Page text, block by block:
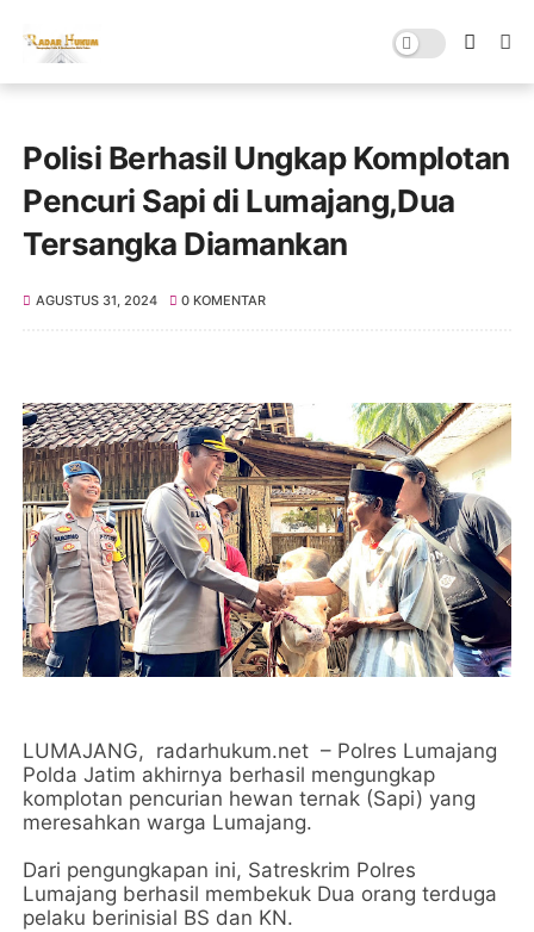
Polisi Berhasil Ungkap Komplotan
Pencuri Sapi di Lumajang,Dua
Tersangka Diamankan
AGUSTUS 31, 2024 0 KOMENTAR
LUMAJANG, radarhukum.net – Polres Lumajang
Polda Jatim akhirnya berhasil mengungkap
komplotan pencurian hewan ternak (Sapi) yang
meresahkan warga Lumajang.
Dari pengungkapan ini, Satreskrim Polres
Lumajang berhasil membekuk Dua orang terduga
pelaku berinisial BS dan KN.